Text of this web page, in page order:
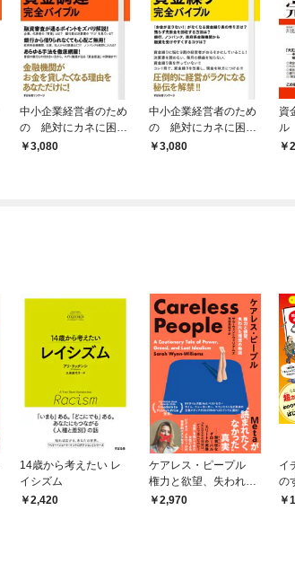
中小企業経営者のため
の 絶対にカネに困ら
ない 資金調達 完全
3,080
中小企業経営者のため
の 絶対にカネに困ら
ない 資金繰り 完全
3,080
資
ル
14歳から考えたい レ
イシズム
2,420
ケアレス・ピープル
権力と欲望、失われた
理想の物語 Meta
2,970
イ
の
の